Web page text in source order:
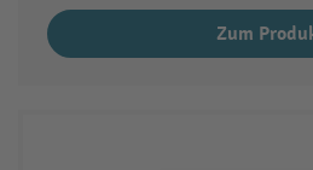
Zum